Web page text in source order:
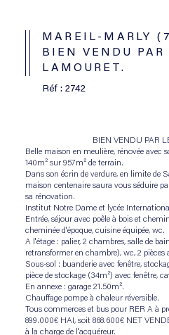
MAREIL-MARLY
BIEN VENDU PAR
LAMOURET.
Réf : 2742
Belle maison en meulière, rénovée avec
140m² sur 957m² de terrain.
Dans son écrin de verdure, en limite de
maison centenaire saura vous séduire
sa rénovation.
Institut Notre Dame et lycée
Entrée, séjour avec poêle à bois et
cheminée d'époque, cuisine équipée, wc.
A l'étage : palier, 2 chambres, salle de
retransformer en chambre), wc, 2 pièces
Sous-sol : buanderie avec fenêtre,
pièce de stockage (34m²) avec fenêtre,
En annexe : garage 21.50m².
Chauffage pompe à chaleur réversible.
Tous commerces et bus pour RER A à
899.000€ HAI, soit 868.600€ NET
à la charge de l'acquéreur.